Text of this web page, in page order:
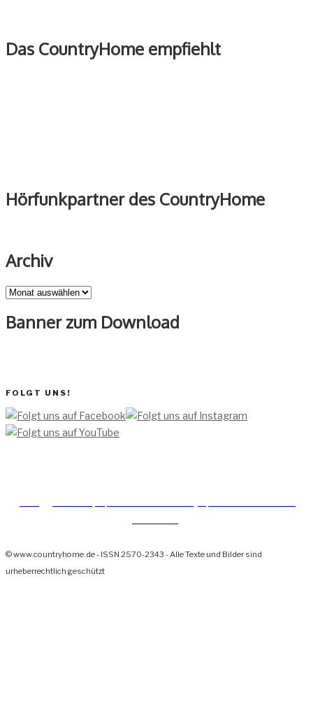
Das CountryHome empfiehlt
Hörfunkpartner des CountryHome
Archiv
Archiv
Banner zum Download
FOLGT UNS!
© www.countryhome.de - ISSN 2570-2343 - Alle Texte und Bilder sind
urheberrechtlich geschützt